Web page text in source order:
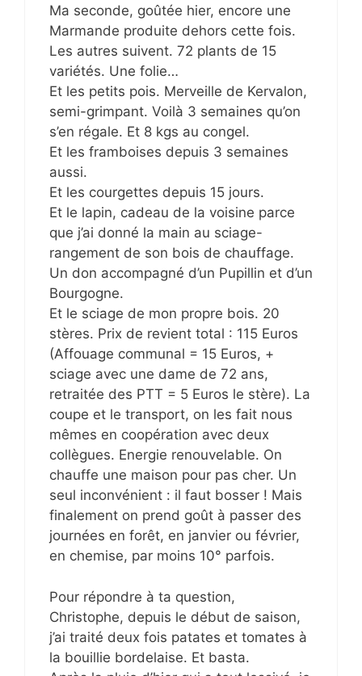
Ma seconde, goûtée hier, encore une
Marmande produite dehors cette fois.
Les autres suivent. 72 plants de 15
variétés. Une folie…
Et les petits pois. Merveille de Kervalon,
semi-grimpant. Voilà 3 semaines qu’on
s’en régale. Et 8 kgs au congel.
Et les framboises depuis 3 semaines
aussi.
Et les courgettes depuis 15 jours.
Et le lapin, cadeau de la voisine parce
que j’ai donné la main au sciage-
rangement de son bois de chauffage.
Un don accompagné d’un Pupillin et d’un
Bourgogne.
Et le sciage de mon propre bois. 20
stères. Prix de revient total : 115 Euros
(Affouage communal = 15 Euros, +
sciage avec une dame de 72 ans,
retraitée des PTT = 5 Euros le stère). La
coupe et le transport, on les fait nous
mêmes en coopération avec deux
collègues. Energie renouvelable. On
chauffe une maison pour pas cher. Un
seul inconvénient : il faut bosser ! Mais
finalement on prend goût à passer des
journées en forêt, en janvier ou février,
en chemise, par moins 10° parfois.
Pour répondre à ta question,
Christophe, depuis le début de saison,
j’ai traité deux fois patates et tomates à
la bouillie bordelaise. Et basta.